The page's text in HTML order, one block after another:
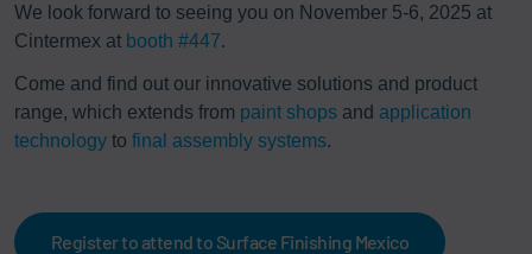
We look forward to seeing you on November 5-6, 2025 at
Cintermex at booth #447​.
Come and find out our innovative solutions and product
range, which extends from paint shops and application
technology to final assembly systems.
Register to attend to Surface Finishing Mexico